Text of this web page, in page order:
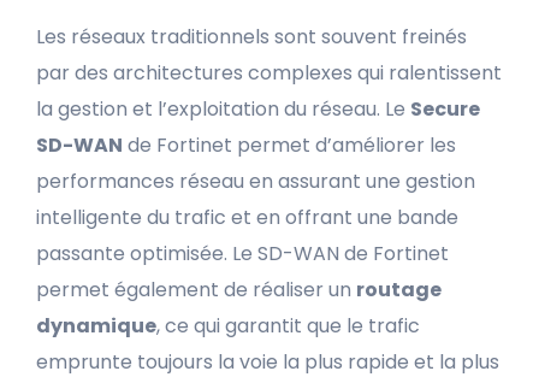
Les réseaux traditionnels sont souvent freinés
par des architectures complexes qui ralentissent
la gestion et l’exploitation du réseau. Le Secure
SD-WAN de Fortinet permet d’améliorer les
performances réseau en assurant une gestion
intelligente du trafic et en offrant une bande
passante optimisée. Le SD-WAN de Fortinet
permet également de réaliser un routage
dynamique, ce qui garantit que le trafic
emprunte toujours la voie la plus rapide et la plus